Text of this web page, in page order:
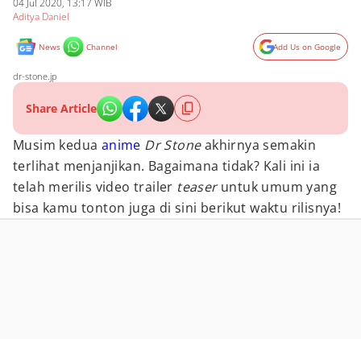
04 Jul 2020, 13:17 WIB
Aditya Daniel
News Channel Add Us on Google
dr-stone.jp
Share Article
Musim kedua anime Dr Stoneakhirnya semakin
terlihat menjanjikan. Bagaimana tidak? Kali ini ia
telah merilis video trailer teaseruntuk umum yang
bisa kamu tonton juga di sini berikut waktu rilisnya!